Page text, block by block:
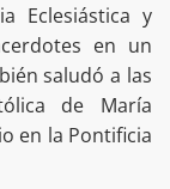
Eclesiástica y
en un
saludó a las
de María
en la Pontificia